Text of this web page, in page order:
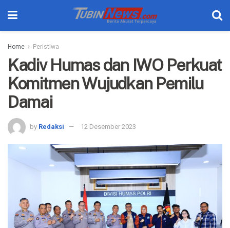
Home Peristiwa
Kadiv Humas dan IWO Perkuat
Komitmen Wujudkan Pemilu
Damai
by Redaksi 12 Desember 2023